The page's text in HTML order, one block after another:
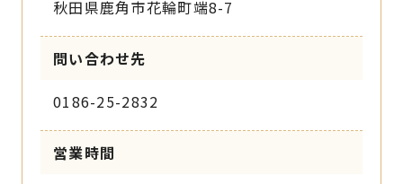
秋田県鹿角市花輪町端8-7
問い合わせ先
0186-25-2832
営業時間